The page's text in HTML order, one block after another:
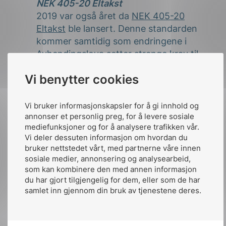
Vi benytter cookies
Vi bruker informasjonskapsler for å gi innhold og
annonser et personlig preg, for å levere sosiale
mediefunksjoner og for å analysere trafikken vår.
Vi deler dessuten informasjon om hvordan du
bruker nettstedet vårt, med partnerne våre innen
sosiale medier, annonsering og analysearbeid,
som kan kombinere den med annen informasjon
du har gjort tilgjengelig for dem, eller som de har
samlet inn gjennom din bruk av tjenestene deres.
NEK 405-20 Eltakst
2019 var også året da NEK 405-20
Eltakst ble lansert. Denne standarden
kommer samtidig som endringene i
Avhendingslova setter strenge krav til
boligens tilstand. Behovet for
med boligsalg vil øke og man ser for seg
en verdiskapning i flere 100 millioners
klassen.
NEK 420 D – Exguiden
Innenfor EX området er NEK 420 serien
den ledende standarden. Serien er nå
oppgradert med en ny guide for NEK